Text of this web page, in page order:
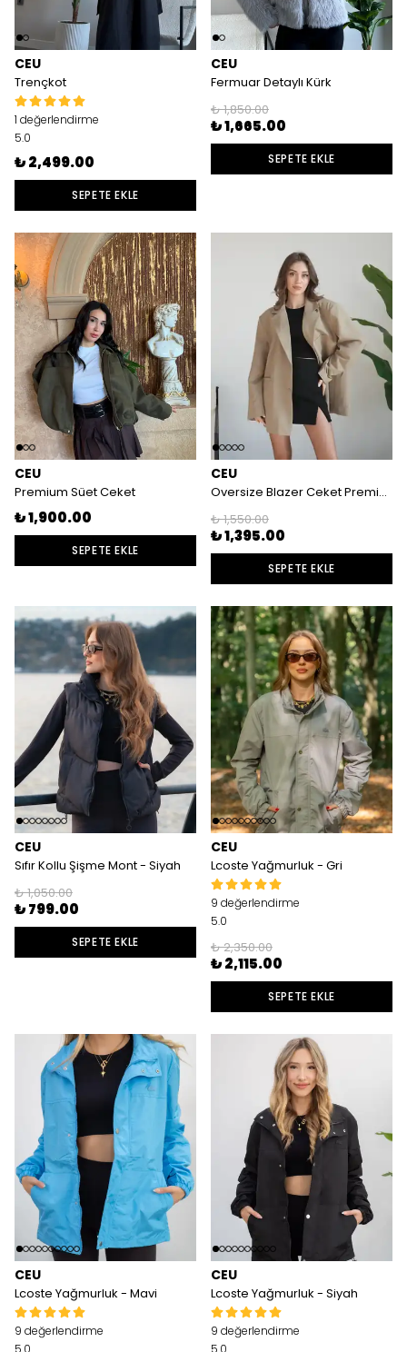
CEU
Trençkot
1 değerlendirme
5.0
₺ 2,499.00
SEPETE EKLE
CEU
Fermuar Detaylı Kürk
₺ 1,850.00
₺ 1,665.00
SEPETE EKLE
CEU
Premium Süet Ceket
₺ 1,900.00
SEPETE EKLE
CEU
Oversize Blazer Ceket Premium Quality
₺ 1,550.00
₺ 1,395.00
SEPETE EKLE
CEU
Sıfır Kollu Şişme Mont - Siyah
₺ 1,050.00
₺ 799.00
SEPETE EKLE
CEU
Lcoste Yağmurluk - Gri
9 değerlendirme
5.0
₺ 2,350.00
₺ 2,115.00
SEPETE EKLE
CEU
Lcoste Yağmurluk - Mavi
9 değerlendirme
5.0
CEU
Lcoste Yağmurluk - Siyah
9 değerlendirme
5.0